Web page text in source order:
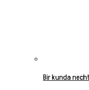
Bir kunda